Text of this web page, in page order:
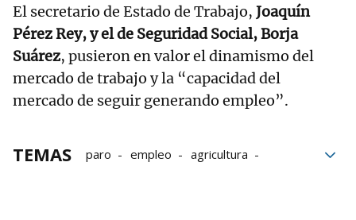
El secretario de Estado de Trabajo, Joaquín
Pérez Rey, y el de Seguridad Social, Borja
Suárez, pusieron en valor el dinamismo del
mercado de trabajo y la “capacidad del
mercado de seguir generando empleo”.
TEMAS paro empleo
agricultura